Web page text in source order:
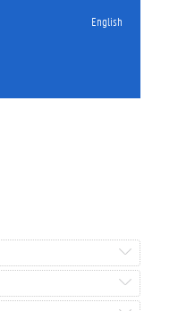
English